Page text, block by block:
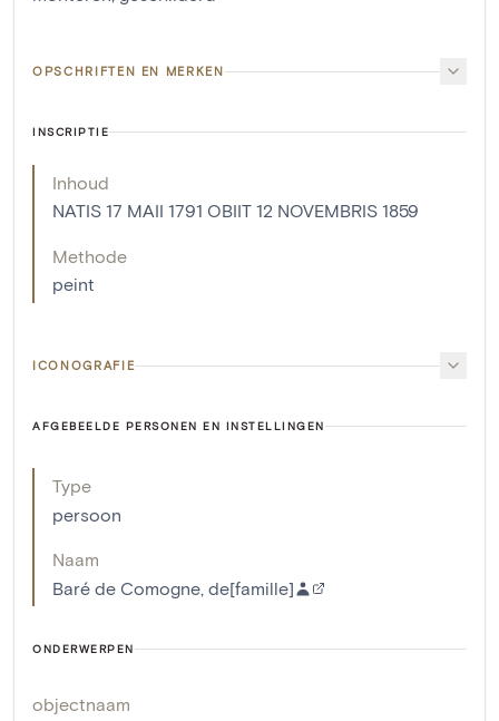
OPSCHRIFTEN EN MERKEN
INSCRIPTIE
Inhoud
NATIS 17 MAII 1791 OBIIT 12 NOVEMBRIS 1859
Methode
peint
ICONOGRAFIE
AFGEBEELDE PERSONEN EN INSTELLINGEN
Type
persoon
Naam
Baré de Comogne, de[famille]
ONDERWERPEN
objectnaam